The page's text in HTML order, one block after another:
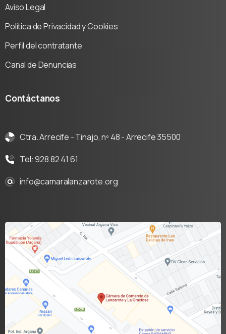
Aviso Legal
Política de Privacidad y Cookies
Perfil del contratante
Canal de Denuncias
Contáctanos
Ctra. Arrecife - Tinajo, nº 48 - Arrecife 35500
Tel: 928 82 41 61
info@camaralanzarote.org